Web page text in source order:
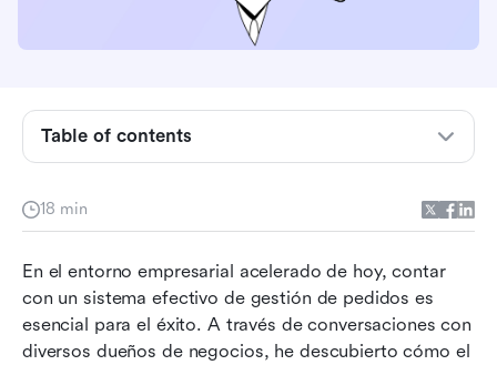
18 min
En el entorno empresarial acelerado de hoy, contar
con un sistema efectivo de gestión de pedidos es
esencial para el éxito. A través de conversaciones con
diversos dueños de negocios, he descubierto cómo el
Table of contents
¿Qué es el software de gestión de pedidos?
de pedidos
Principales soluciones de software para la
gestión de pedidos